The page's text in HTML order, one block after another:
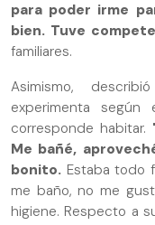
para poder irme
bien. Tuve
familiares.
Asimismo,
experimenta
corresponde habitar.
Me bañé,
bonito. Estaba todo
me baño, no me
higiene. Respecto a